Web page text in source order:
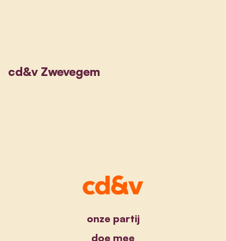
cd&v Zwevegem
onze partij
doe mee